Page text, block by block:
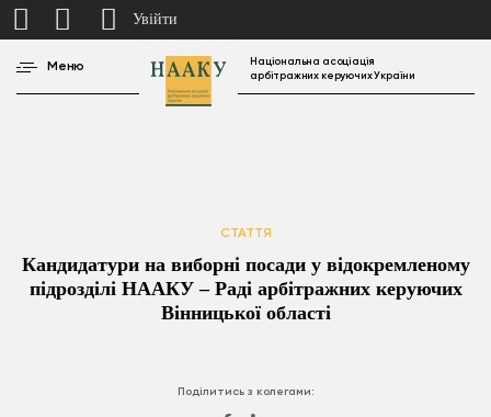
Меню
Національна асоціація
арбітражних керуючих України
СТАТТЯ
Кандидатури на виборні посади у відокремленому
підрозділі НААКУ – Раді арбітражних керуючих
Вінницької області
Поділитись з колегами:
Увійти